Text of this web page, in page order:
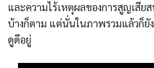
และความไร้เหตุผลของการสูญเสีย
บ้างก็ตาม แต่นั่นในภาพรวมแล้วก็ยั
ดูดีอยู่